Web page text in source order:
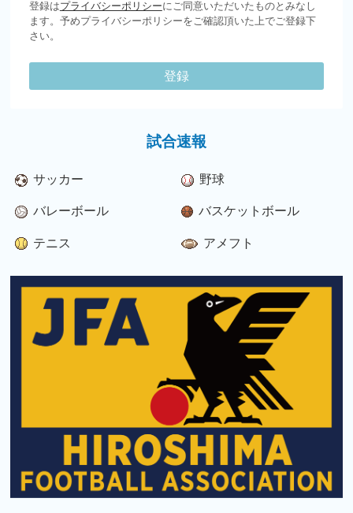
登録はプライバシーポリシーにご同意いただいたものとみなし
ます。予めプライバシーポリシーをご確認頂いた上でご登録下
さい。
登録
試合速報
サッカー 野球
バレーボール バスケットボール
テニス アメフト